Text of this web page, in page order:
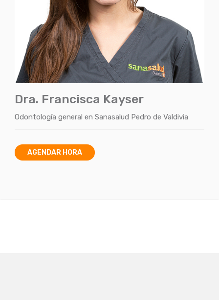
Dra. Francisca Kayser
Odontología general en Sanasalud Pedro de Valdivia
AGENDAR HORA